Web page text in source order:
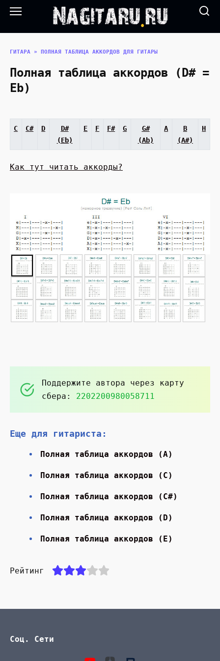
Перейти
ГИТАРА » ПОЛНАЯ ТАБЛИЦА АККОРДОВ ДЛЯ ГИТАРЫ
Полная таблица аккордов (D# =
Eb)
C C# D
D#
(Eb)
E F F# G
G#
(Ab)
A
B
(A#)
H
Как тут читать аккорды?
Поддержите автора через карту
сбера: 2202200980058711
Еще для гитариста:
Полная таблица аккордов (A)
Полная таблица аккордов (С)
Полная таблица аккордов (С#)
Полная таблица аккордов (D)
Полная таблица аккордов (E)
Рейтинг
Соц. Сети